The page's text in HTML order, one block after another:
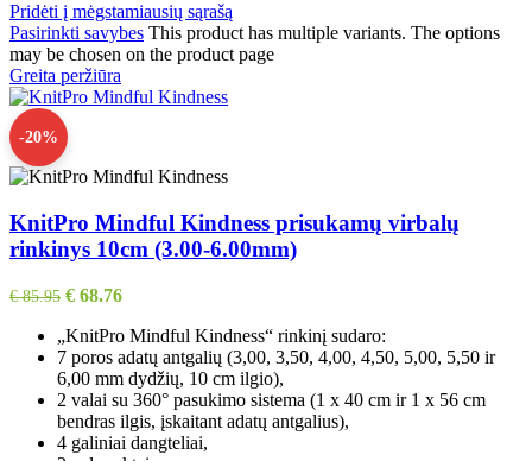
Pridėti į mėgstamiausių sąrašą
Pasirinkti savybes This product has multiple variants. The options
may be chosen on the product page
Greita peržiūra
-20%
KnitPro Mindful Kindness prisukamų virbalų
rinkinys 10cm (3.00-6.00mm)
€85.95 € 68.76
„KnitPro Mindful Kindness“ rinkinį sudaro:
7 poros adatų antgalių (3,00, 3,50, 4,00, 4,50, 5,00, 5,50 ir
6,00 mm dydžių, 10 cm ilgio),
2 valai su 360° pasukimo sistema (1 x 40 cm ir 1 x 56 cm
bendras ilgis, įskaitant adatų antgalius),
4 galiniai dangteliai,